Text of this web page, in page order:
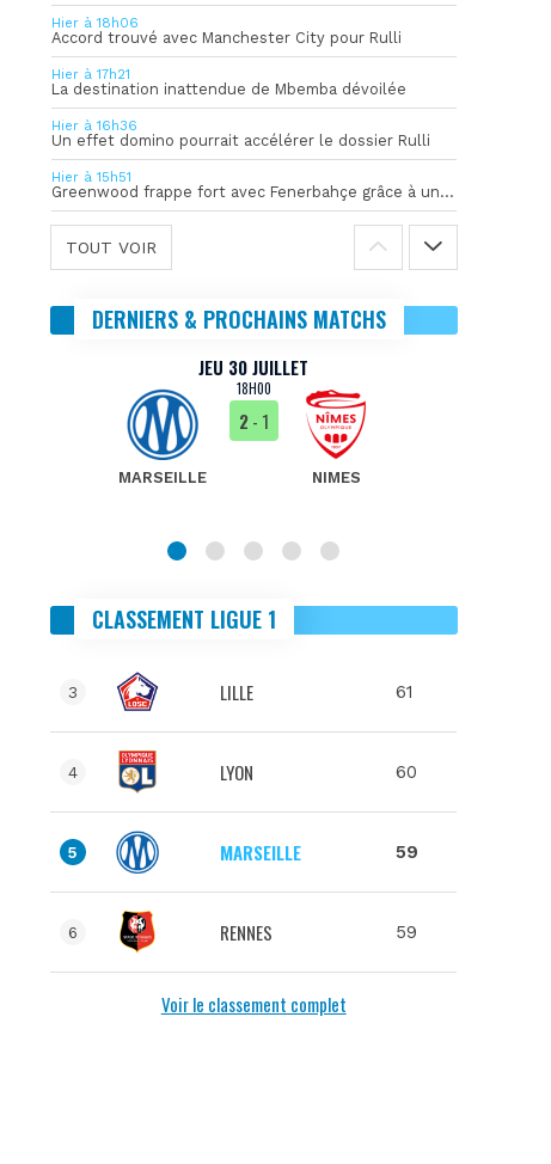
Hier à 18h06
Accord trouvé avec Manchester City pour Rulli
Hier à 17h21
La destination inattendue de Mbemba dévoilée
Hier à 16h36
Un effet domino pourrait accélérer le dossier Rulli
Hier à 15h51
Greenwood frappe fort avec Fenerbahçe grâce à un but spectaculaire
TOUT VOIR
DERNIERS & PROCHAINS MATCHS
JEU 30 JUILLET
18H00
MARSEILLE
2- 1
NIMES
CLASSEMENT LIGUE 1
3 LILLE 61
4 LYON 60
5 MARSEILLE 59
6 RENNES 59
Voir le classement complet